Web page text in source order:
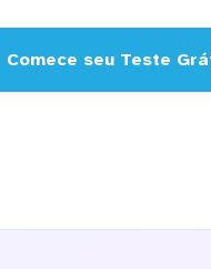
Comece seu Teste